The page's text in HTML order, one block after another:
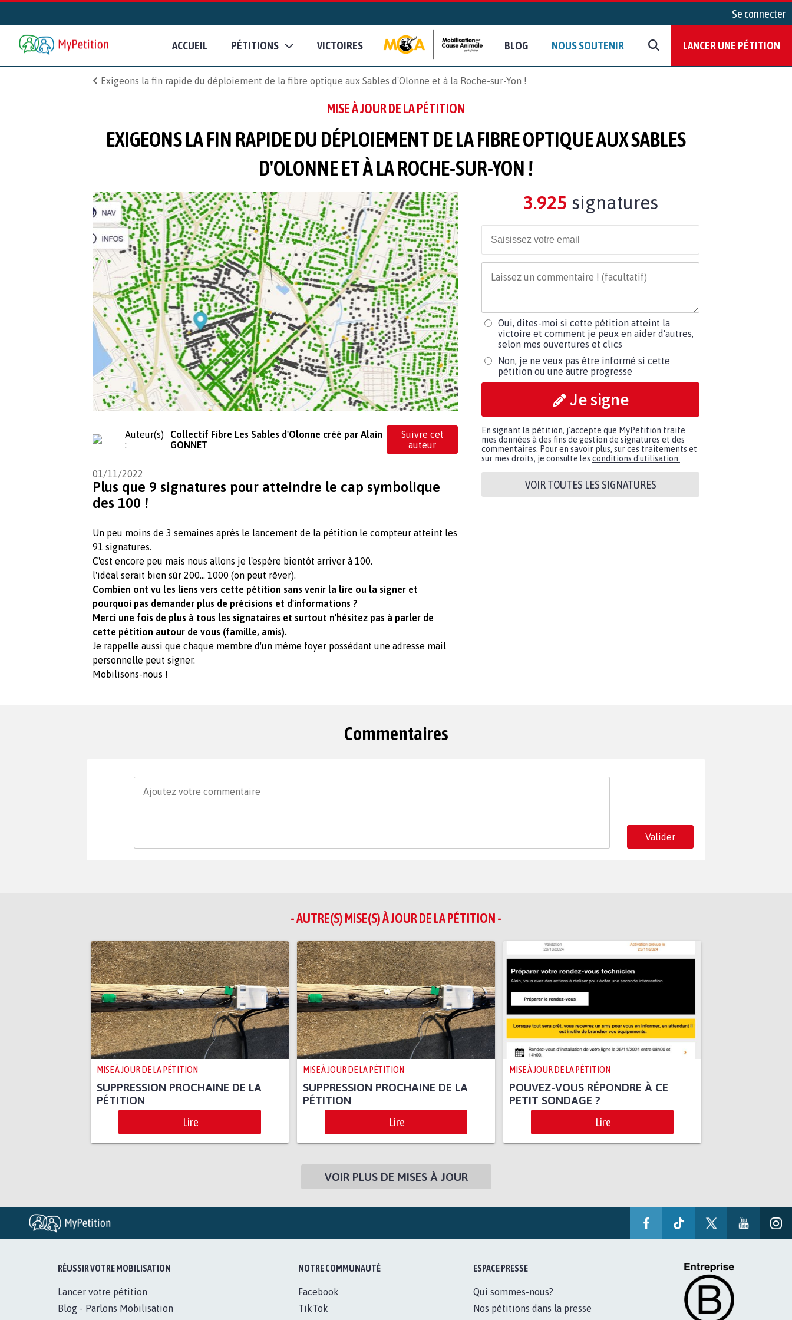
Se connecter
ACCUEIL PÉTITIONS VICTOIRES BLOG NOUS SOUTENIR LANCER UNE PÉTITION
Exigeons la fin rapide du déploiement de la fibre optique aux Sables d'Olonne et à la Roche-sur-Yon !
MISE À JOUR DE LA PÉTITION
EXIGEONS LA FIN RAPIDE DU DÉPLOIEMENT DE LA FIBRE OPTIQUE AUX SABLES
D'OLONNE ET À LA ROCHE-SUR-YON !
Auteur(s)
:
Collectif Fibre Les Sables d'Olonne créé par Alain
GONNET
Suivre cet
auteur
01/11/2022
Plus que 9 signatures pour atteindre le cap symbolique
des 100 !
Un peu moins de 3 semaines après le lancement de la pétition le compteur atteint les
91 signatures.
C'est encore peu mais nous allons je l'espère bientôt arriver à 100.
l'idéal serait bien sûr 200... 1000 (on peut rêver).
Combien ont vu les liens vers cette pétition sans venir la lire ou la signer et
pourquoi pas demander plus de précisions et d'informations ?
Merci une fois de plus à tous les signataires et surtout n'hésitez pas à parler de
cette pétition autour de vous (famille, amis).
Je rappelle aussi que chaque membre d'un même foyer possédant une adresse mail
personnelle peut signer.
Mobilisons-nous !
3.925 signatures
Oui, dites-moi si cette pétition atteint la
victoire et comment je peux en aider d'autres,
selon mes ouvertures et clics
Non, je ne veux pas être informé si cette
pétition ou une autre progresse
Je signe
En signant la pétition, j'accepte que MyPetition traite
mes données à des fins de gestion de signatures et des
commentaires. Pour en savoir plus, sur ces traitements et
sur mes droits, je consulte les conditions d'utilisation.
VOIR TOUTES LES SIGNATURES
Commentaires
Valider
- AUTRE(S) MISE(S) À JOUR DE LA PÉTITION -
MISE À JOUR DE LA PÉTITION
SUPPRESSION PROCHAINE DE LA
PÉTITION
Lire
MISE À JOUR DE LA PÉTITION
SUPPRESSION PROCHAINE DE LA
PÉTITION
Lire
MISE À JOUR DE LA PÉTITION
POUVEZ-VOUS RÉPONDRE À CE
PETIT SONDAGE ?
Lire
VOIR PLUS DE MISES À JOUR
RÉUSSIR VOTRE MOBILISATION
Lancer votre pétition
Blog - Parlons Mobilisation
NOTRE COMMUNAUTÉ
Facebook
TikTok
ESPACE PRESSE
Qui sommes-nous?
Nos pétitions dans la presse